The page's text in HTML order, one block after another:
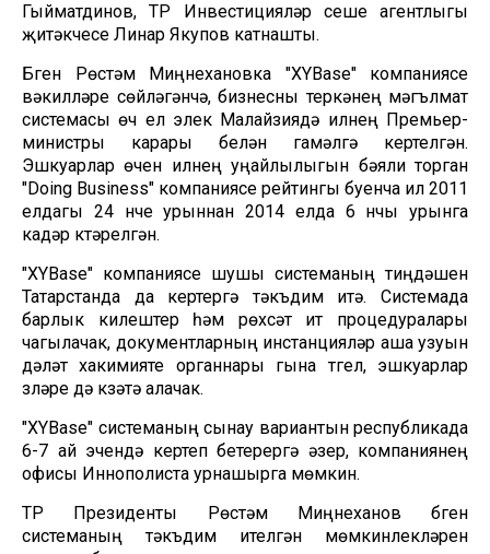
Гыйматдинов, ТР Инвестицияләр үсеше агентлыгы
җитәкчесе Линар Якупов катнашты.
Бүген Рөстәм Миңнехановка "XYBase" компаниясе
вәкилләре сөйләгәнчә, бизнесны теркәүнең мәгълүмат
системасы өч ел элек Малайзиядә илнең Премьер-
министры карары белән гамәлгә кертелгән.
Эшкуарлар өчен илнең уңайлылыгын бәяли торган
"Doing Business" компаниясе рейтингы буенча ил 2011
елдагы 24 нче урыннан 2014 елда 6 нчы урынга
кадәр күтәрелгән.
"XYBase" компаниясе шушы системаның тиңдәшен
Татарстанда да кертергә тәкъдим итә. Системада
барлык килештерү һәм рөхсәт итү процедуралары
чагылачак, документларның инстанцияләр аша узуын
дәүләт хакимияте органнары гына түгел, эшкуарлар
үзләре дә күзәтә алачак.
"XYBase" системаның сынау вариантын республикада
6-7 ай эчендә кертеп бетерергә әзер, компаниянең
офисы Иннополиста урнашырга мөмкин.
ТР Президенты Рөстәм Миңнеханов бүген
системаның тәкъдим ителгән мөмкинлекләрен